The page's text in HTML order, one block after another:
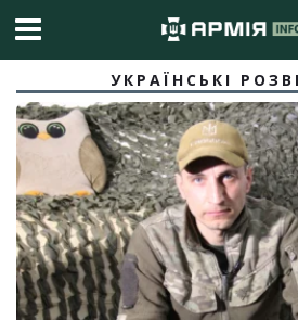
УКРАЇНСЬКІ